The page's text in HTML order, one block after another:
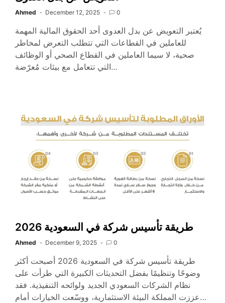
Ahmed December 12, 2025 0
يُعتبر التعويض عن بدل العدوى أحد الحقوق المالية المهمة
للعاملين في القطاعات التي تتطلب التعرض لمخاطر
صحية، لا سيما العاملين في القطاع الصحي أو الوظائف
التي تتعامل مع بيئات مُعرّضة…
طريقة تأسيس شركة في السعودية 2026
Ahmed December 9, 2025 0
طريقة تأسيس شركة في السعودية 2026 أصبحت أكثر
وضوحًا وتنظيمًا بفضل التحديثات الكبيرة التي طرأت على
نظام الشركات السعودي الجديد ولوائحه التنفيذية. فقد
عززت المملكة البيئة الاستثمارية، ووسّعت الخيارات أمام…